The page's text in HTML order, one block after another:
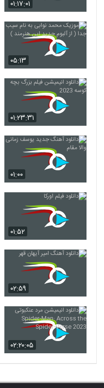
۰۱:۱۷:۰۱
۰۵:۱۳
۰۱:۲۳:۳۱
۰۱:۰۰
۰۱:۵۲
۰۲:۵۹
۰۲:۲۰:۰۵